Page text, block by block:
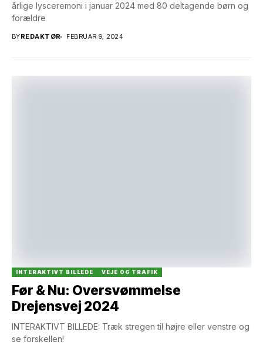
årlige lysceremoni i januar 2024 med 80 deltagende børn og
forældre
BYREDAKTØR FEBRUAR 9, 2024
INTERAKTIVT BILLEDE VEJE OG TRAFIK
Før & Nu: Oversvømmelse
Drejensvej 2024
INTERAKTIVT BILLEDE: Træk stregen til højre eller venstre og
se forskellen!